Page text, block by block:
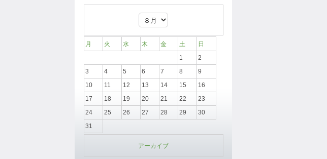
月 火 水 木 金 土
日
1
2
3
4 5 6 7 8
9
10
11 12 13 14 15
16
17
18 19 20 21 22
23
24
25 26 27 28 29
30
31
アーカイブ